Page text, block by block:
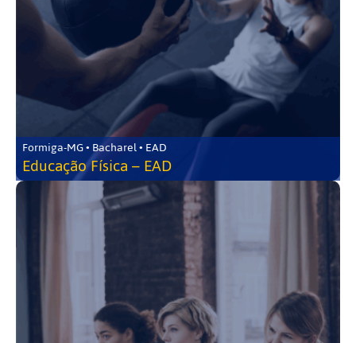
Formiga-MG • Bacharel • EAD
Educação Física – EAD